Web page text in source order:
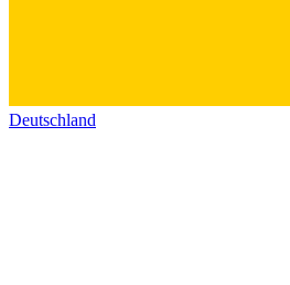
Deutschland